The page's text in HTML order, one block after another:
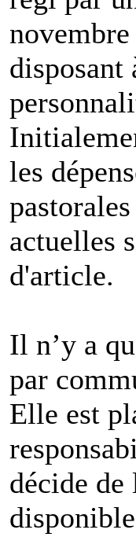
disposant
les
actuelles
d'article.
Il n’y a
par
Elle est
décide de